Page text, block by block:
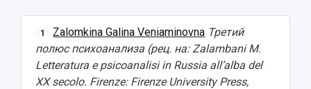
What You Should Bring Along
Events and Holidays
1 Zalomkina Galina Veniaminovna Третий
полюс психоанализа (рец. на: Zalambani M.
Letteratura e psicoanalisi in Russia all’alba del
XX secolo. Firenze: Firenze University Press,